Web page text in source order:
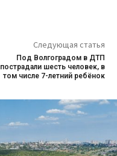
Следующая статья
Под Волгоградом в ДТП
пострадали шесть человек, в
том числе 7-летний ребёнок